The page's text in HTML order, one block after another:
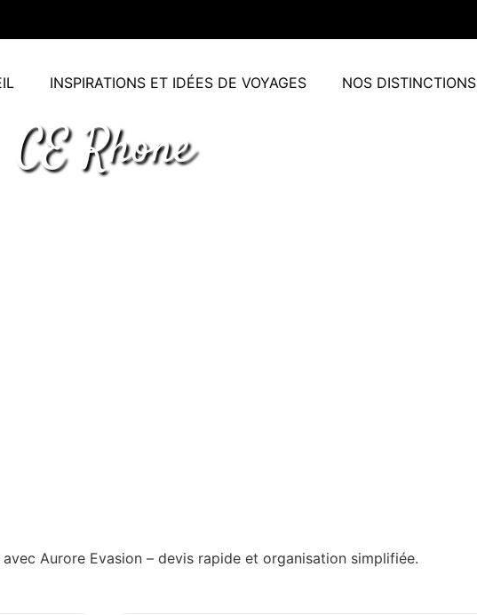
INSPIRATIONS ET IDÉES DE VOYAGES NOS DISTINCTIONS
CE Rhone
Aurore Evasion – devis rapide et organisation simplifiée.